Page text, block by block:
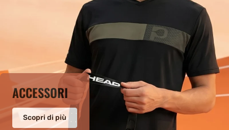
ACCESSORI
Scopri di più